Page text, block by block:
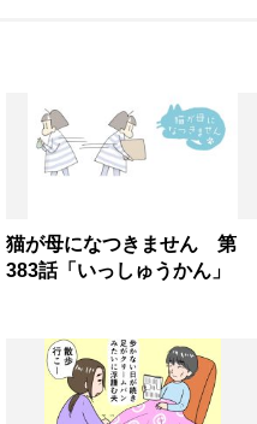
猫が母になつきません 第
383話「いっしゅうかん」